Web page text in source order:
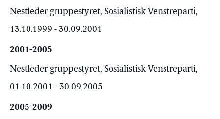
Nestleder gruppestyret, Sosialistisk Venstreparti,
13.10.1999 - 30.09.2001
2001-2005
Nestleder gruppestyret, Sosialistisk Venstreparti,
01.10.2001 - 30.09.2005
2005-2009